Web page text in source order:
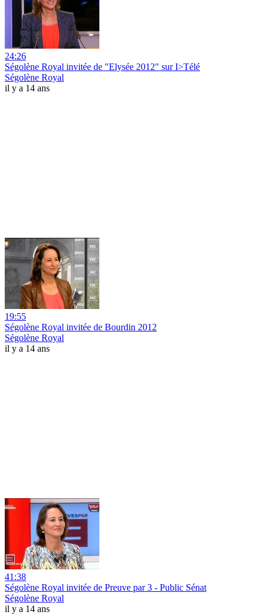
24:26
Ségolène Royal invitée de "Elysée 2012" sur I>Télé
Ségolène Royal
il y a 14 ans
19:55
Ségolène Royal invitée de Bourdin 2012
Ségolène Royal
il y a 14 ans
41:38
Ségolène Royal invitée de Preuve par 3 - Public Sénat
Ségolène Royal
il y a 14 ans